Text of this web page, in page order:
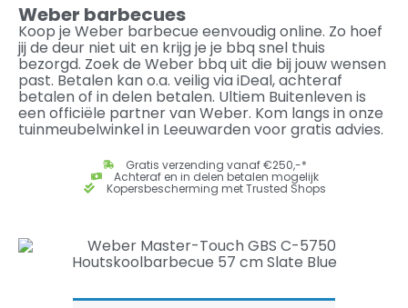
Weber barbecues
Koop je Weber barbecue eenvoudig online. Zo hoef
jij de deur niet uit en krijg je je bbq snel thuis
bezorgd. Zoek de Weber bbq uit die bij jouw wensen
past. Betalen kan o.a. veilig via iDeal, achteraf
betalen of in delen betalen. Ultiem Buitenleven is
een officiële partner van Weber. Kom langs in onze
tuinmeubelwinkel in Leeuwarden voor gratis advies.
Gratis verzending vanaf €250,-*
Achteraf en in delen betalen mogelijk
Kopersbescherming met Trusted Shops